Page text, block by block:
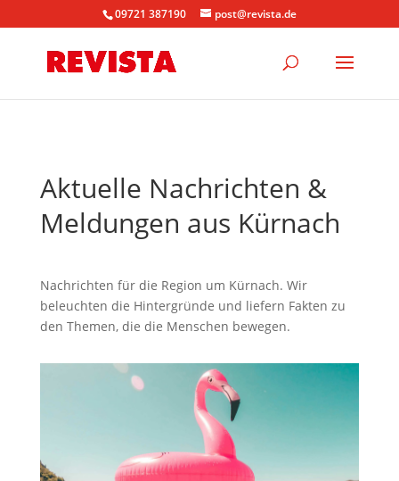
09721 387190 post@revista.de
Aktuelle Nachrichten &
Meldungen aus Kürnach
Nachrichten für die Region um Kürnach. Wir
beleuchten die Hintergründe und liefern Fakten zu
den Themen, die die Menschen bewegen.